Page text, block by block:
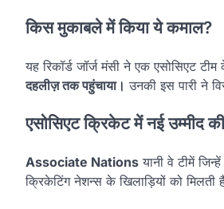
किस मुकाबले में किया ये कमाल?
यह रिकॉर्ड जॉर्ज मंसी ने एक एसोसिएट
दहलीज़ तक पहुंचाया। उनकी इस पारी ने
एसोसिएट क्रिकेट में नई उम्मीद
Associate Nations यानी वे टीमें
क्रिकेटिंग नेशन्स के खिलाड़ियों को मिलती